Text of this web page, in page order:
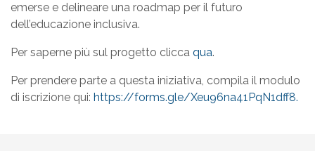
emerse e delineare una roadmap per il futuro
dell’educazione inclusiva.
Per saperne più sul progetto clicca qua.
Per prendere parte a questa iniziativa, compila il modulo
di iscrizione qui: https://forms.gle/Xeu96na41PqN1dff8.